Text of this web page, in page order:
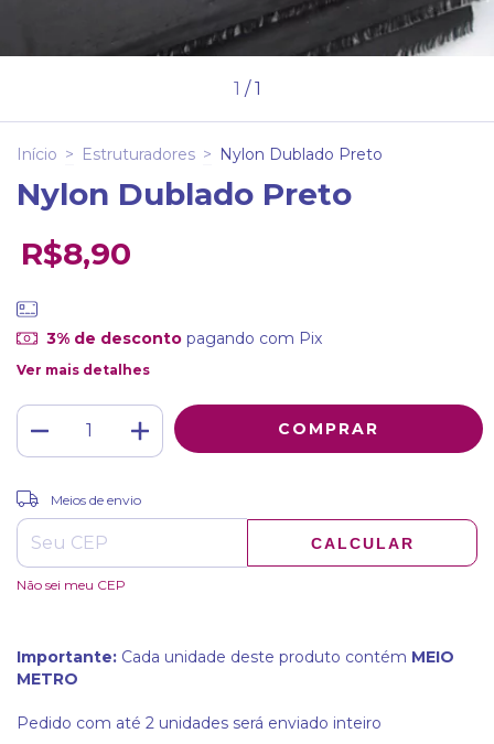
1 /1
Início > Estruturadores > Nylon Dublado Preto
Nylon Dublado Preto
R$8,90
3% de descontopagando com Pix
Ver mais detalhes
Entregas para o CEP:
Meios de envio
CALCULAR
Não sei meu CEP
Importante: Cada unidade deste produto contém MEIO
METRO
Pedido com até 2 unidades será enviado inteiro